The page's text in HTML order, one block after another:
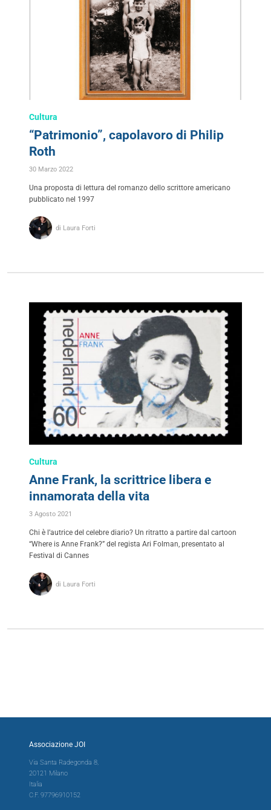
Cultura
“Patrimonio”, capolavoro di Philip
Roth
30 Marzo 2022
Una proposta di lettura del romanzo dello scrittore americano
pubblicato nel 1997
di Laura Forti
Cultura
Anne Frank, la scrittrice libera e
innamorata della vita
3 Agosto 2021
Chi è l’autrice del celebre diario? Un ritratto a partire dal cartoon
“Where is Anne Frank?” del regista Ari Folman, presentato al
Festival di Cannes
di Laura Forti
Associazione JOI
Via Santa Radegonda 8,
20121 Milano
Italia
C.F. 97796910152